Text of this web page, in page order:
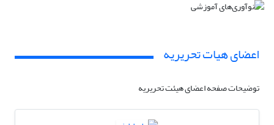
اعضای هیات تحریریه
توضیحات صفحه اعضای هیئت تحریریه